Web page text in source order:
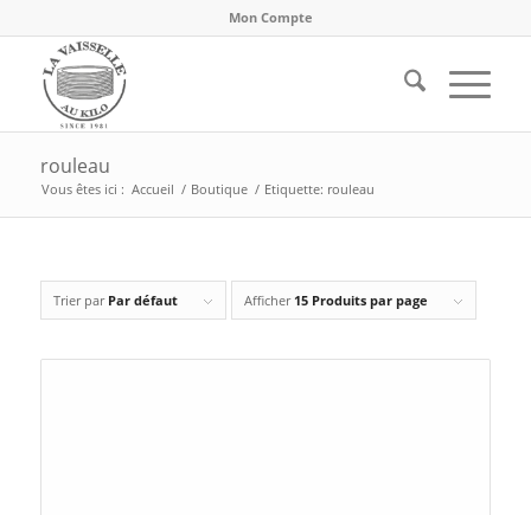
Mon Compte
rouleau
Vous êtes ici : Accueil / Boutique / Etiquette: rouleau
Trier par Par défaut Afficher 15 Produits par page